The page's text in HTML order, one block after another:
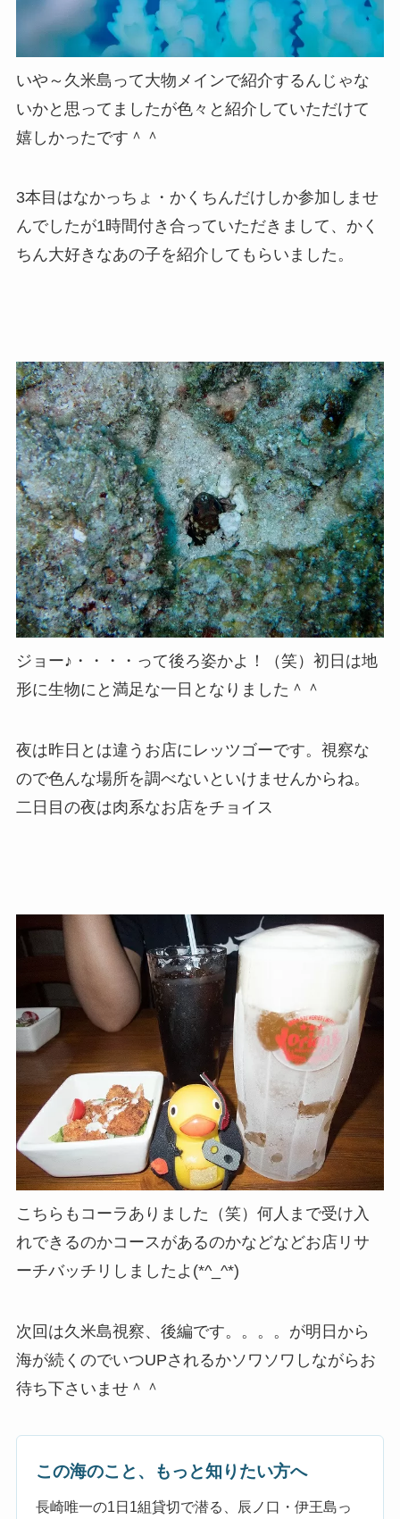
いや～久米島って大物メインで紹介するんじゃな
いかと思ってましたが色々と紹介していただけて
嬉しかったです＾＾
3本目はなかっちょ・かくちんだけしか参加しませ
んでしたが1時間付き合っていただきまして、かく
ちん大好きなあの子を紹介してもらいました。
ジョー♪・・・・って後ろ姿かよ！（笑）初日は地
形に生物にと満足な一日となりました＾＾
夜は昨日とは違うお店にレッツゴーです。視察な
ので色んな場所を調べないといけませんからね。
二日目の夜は肉系なお店をチョイス
こちらもコーラありました（笑）何人まで受け入
れできるのかコースがあるのかなどなどお店リサ
ーチバッチリしましたよ(*^_^*)
次回は久米島視察、後編です。。。。が明日から
海が続くのでいつUPされるかソワソワしながらお
待ち下さいませ＾＾
この海のこと、もっと知りたい方へ
長崎唯一の1日1組貸切で潜る、辰ノ口・伊王島っ